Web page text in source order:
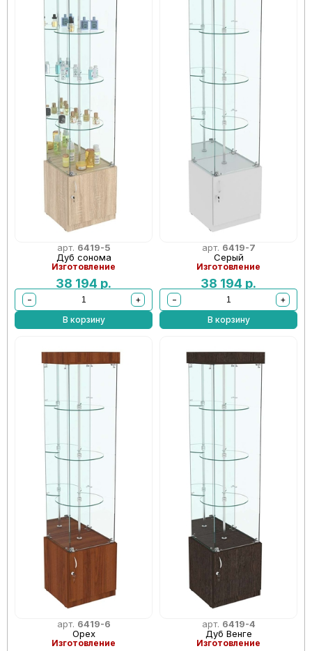
арт. 6419-5
Дуб сонома
Изготовление
38 194 р.
−
+
В корзину
арт. 6419-7
Серый
Изготовление
38 194 р.
−
+
В корзину
арт. 6419-6
Орех
Изготовление
арт. 6419-4
Дуб Венге
Изготовление